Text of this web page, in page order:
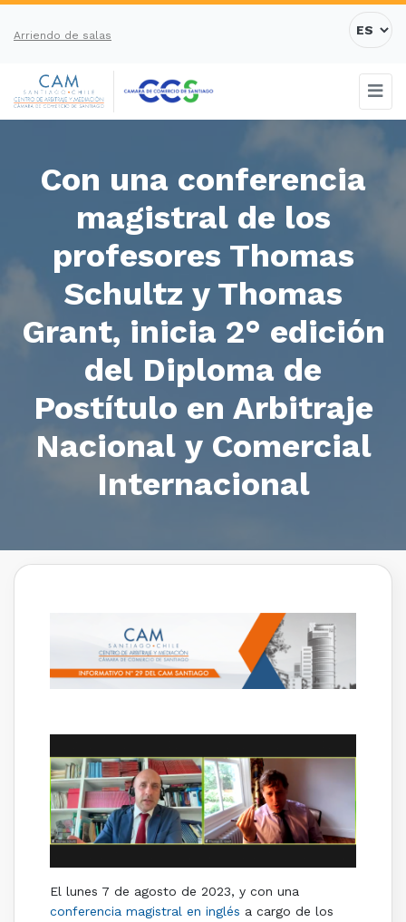
Arriendo de salas
Con una conferencia
magistral de los
profesores Thomas
Schultz y Thomas
Grant, inicia 2° edición
del Diploma de
Postítulo en Arbitraje
Nacional y Comercial
Internacional
El lunes 7 de agosto de 2023, y con una
conferencia magistral en inglés a cargo de los